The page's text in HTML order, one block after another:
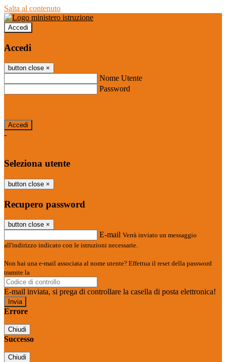
Salta al contenuto
Accedi
Accedi
button close ×
Nome Utente
Password
-
Seleziona utente
button close ×
Recupero password
button close ×
E-mail Verrà inviato un messaggio
all'indirizzo indicato con le istruzioni necessarie.
Non hai una e-mail associata al nome utente? Effettua il reset della password
tramite la
E-mail inviata, si prega di controllare la casella di posta elettronica!
Errore
Chiudi
Successo
Chiudi